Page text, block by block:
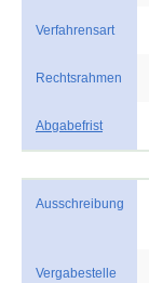
Verfahrensart
Rechtsrahmen
Abgabefrist
Ausschreibung
Vergabestelle